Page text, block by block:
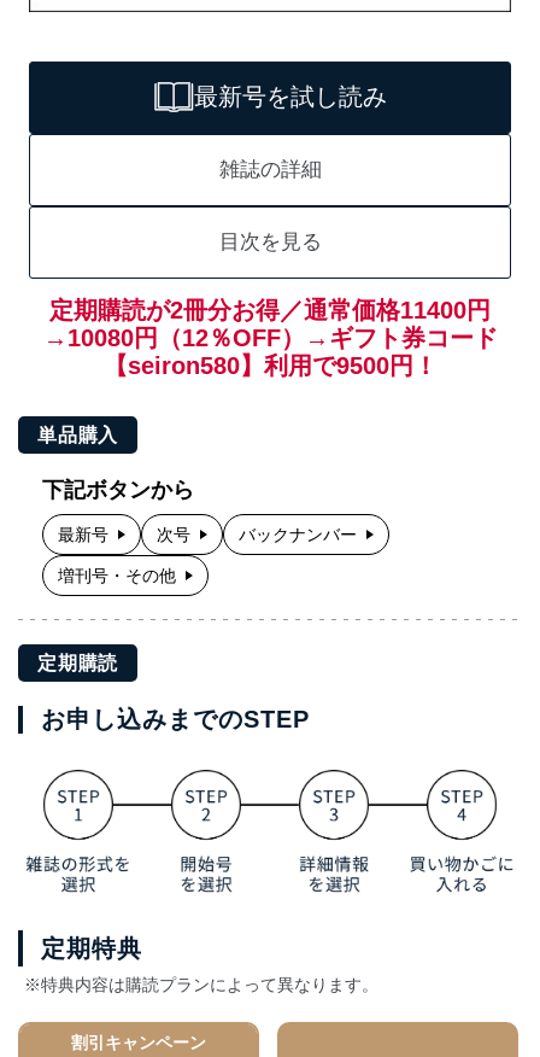
最新号を試し読み
雑誌の詳細
目次を見る
定期購読が2冊分お得／通常価格11400円
→10080円（12％OFF）→ギフト券コード
【seiron580】利用で9500円！
単品購入
下記ボタンから
最新号 次号 バックナンバー
増刊号・その他
定期購読
お申し込みまでのSTEP
定期特典
※特典内容は購読プランによって異なります。
割引キャンペーン